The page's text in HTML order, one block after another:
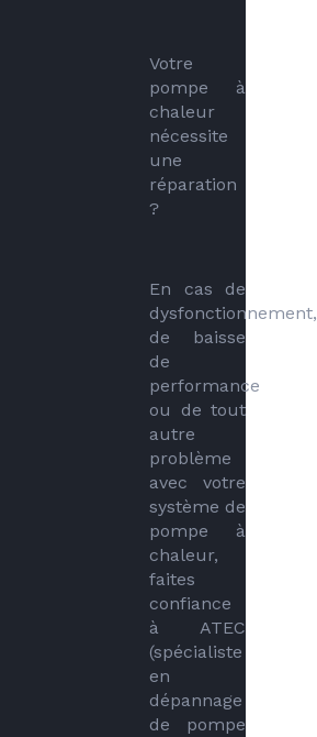
Votre
pompe à
chaleur
nécessite
une
réparation
?
En cas de
dysfonctionnement,
de baisse
de
performance
ou de tout
autre
problème
avec votre
système de
pompe à
chaleur,
faites
confiance
à ATEC
(spécialiste
en
dépannage
de pompe